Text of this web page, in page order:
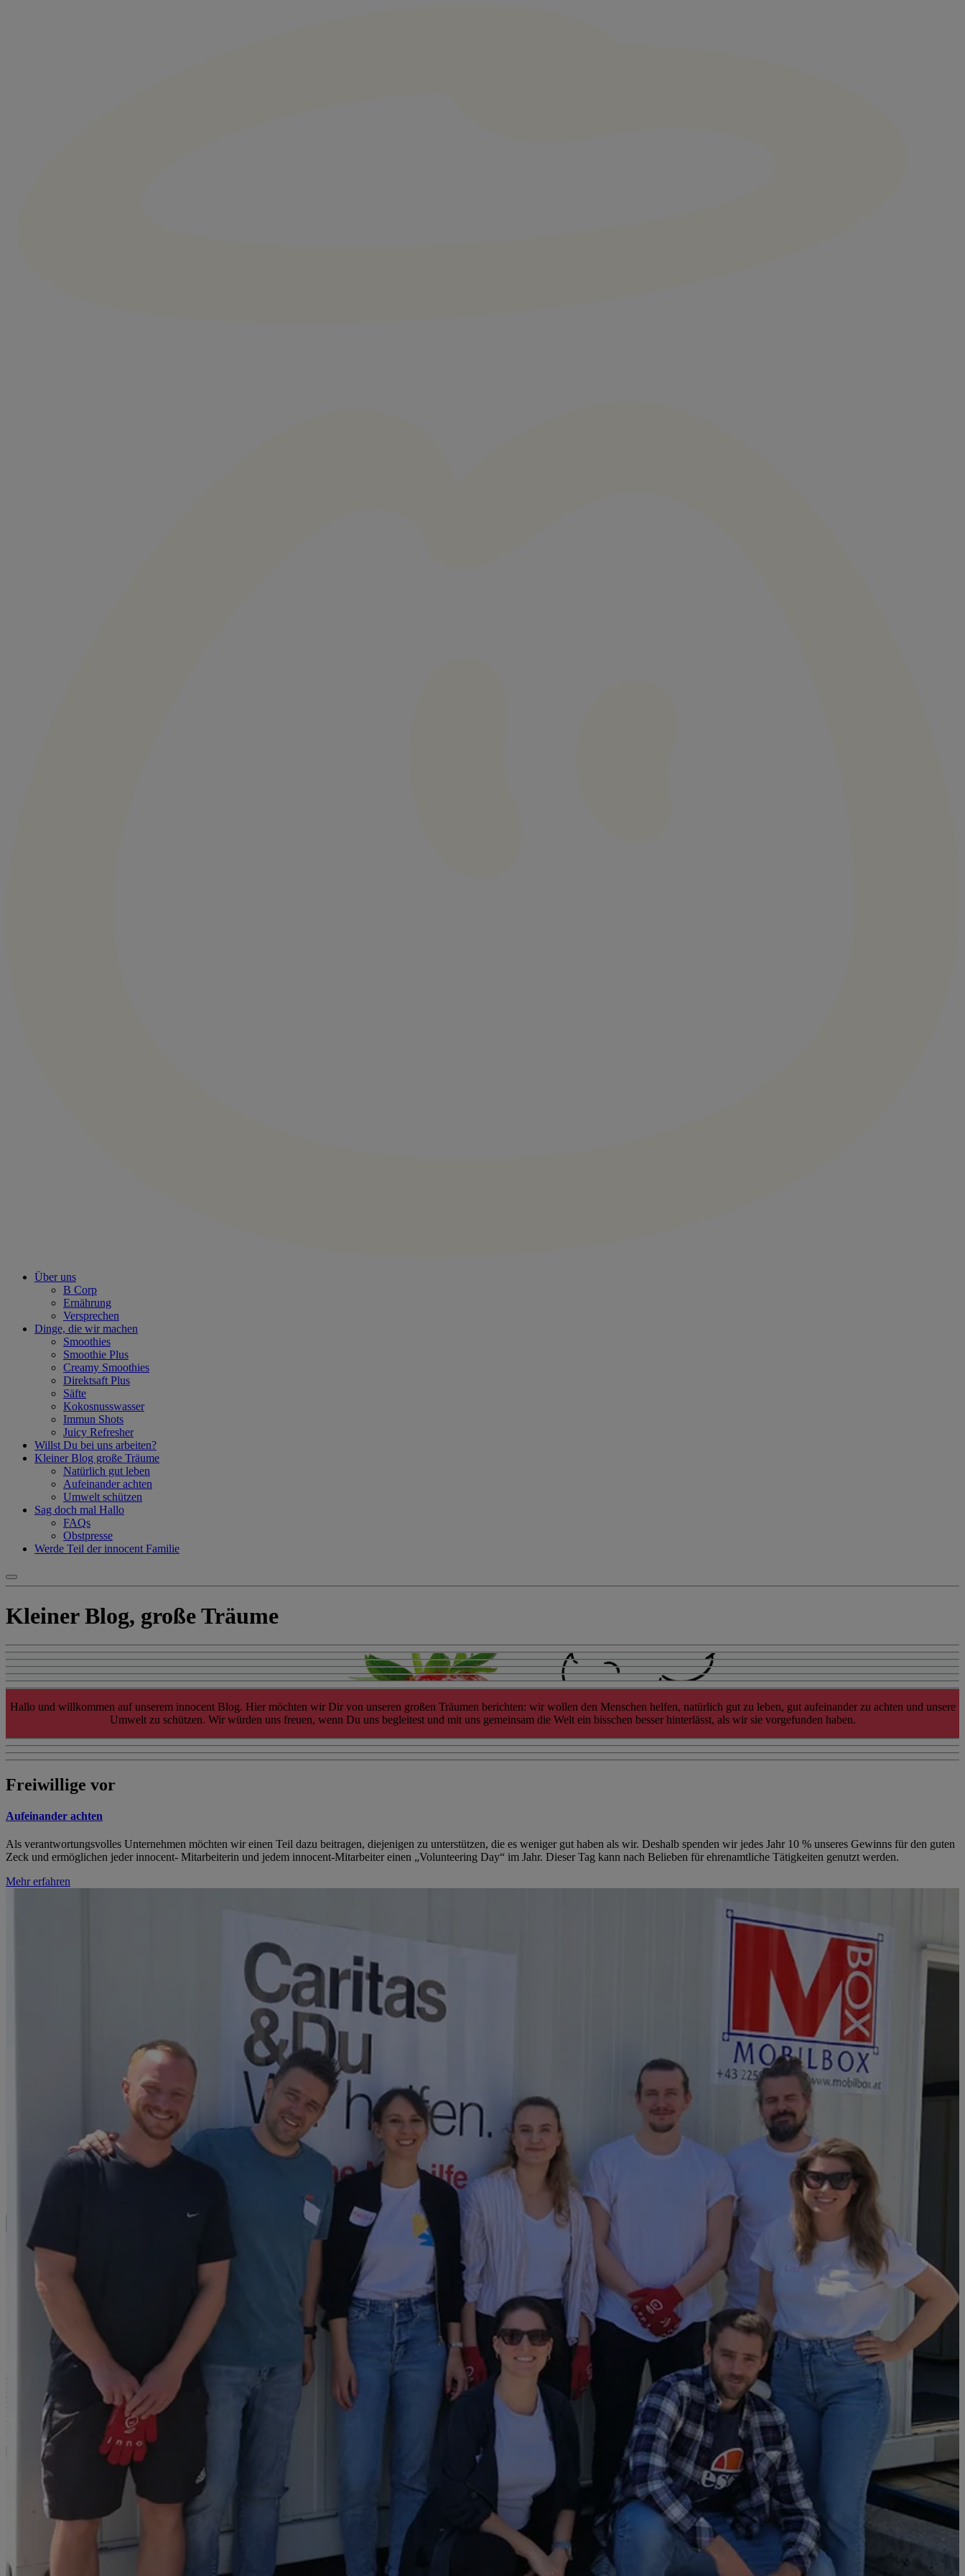
Über uns
B Corp
Ernährung
Versprechen
Dinge, die wir machen
Smoothies
Smoothie Plus
Creamy Smoothies
Direktsaft Plus
Säfte
Kokosnusswasser
Immun Shots
Juicy Refresher
Willst Du bei uns arbeiten?
Kleiner Blog große Träume
Natürlich gut leben
Aufeinander achten
Umwelt schützen
Sag doch mal Hallo
FAQs
Obstpresse
Werde Teil der innocent Familie
Kleiner Blog, große Träume
Hallo und willkommen auf unserem innocent Blog. Hier möchten wir Dir von unseren großen Träumen berichten: wir wollen den Menschen helfen, natürlich gut zu leben, gut aufeinander zu achten und unsere
Umwelt zu schützen. Wir würden uns freuen, wenn Du uns begleitest und mit uns gemeinsam die Welt ein bisschen besser hinterlässt, als wir sie vorgefunden haben.
Freiwillige vor
Aufeinander achten
Als verantwortungsvolles Unternehmen möchten wir einen Teil dazu beitragen, diejenigen zu unterstützen, die es weniger gut haben als wir. Deshalb spenden wir jedes Jahr 10 % unseres Gewinns für den guten
Zeck und ermöglichen jeder innocent- Mitarbeiterin und jedem innocent-Mitarbeiter einen „Volunteering Day“ im Jahr. Dieser Tag kann nach Belieben für ehrenamtliche Tätigkeiten genutzt werden.
Mehr erfahren